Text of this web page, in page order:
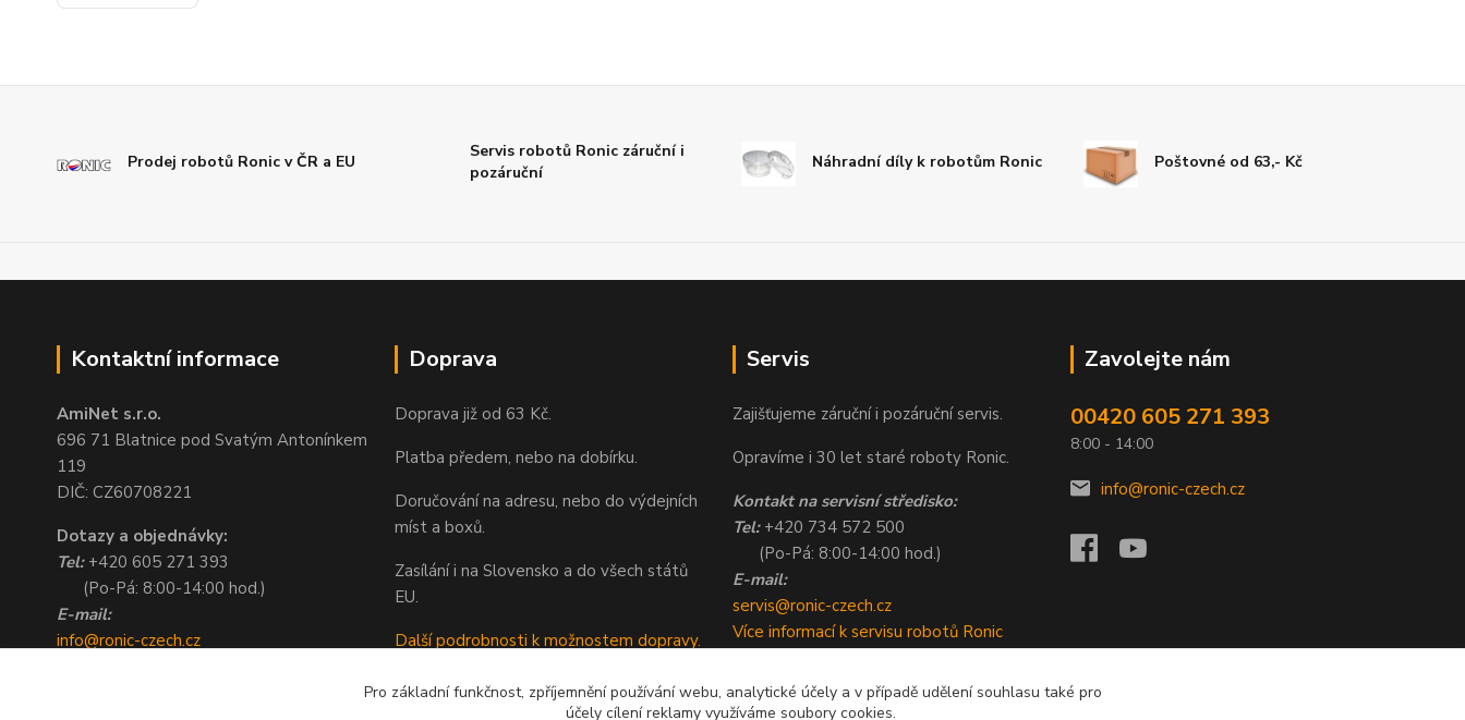
Prodej robotů Ronic v ČR a EU
Servis robotů Ronic záruční i
pozáruční
Náhradní díly k robotům Ronic Poštovné od 63,- Kč
Kontaktní informace
AmiNet s.r.o.
696 71 Blatnice pod Svatým Antonínkem
119
DIČ: CZ60708221
Dotazy a objednávky:
Tel:+420 605 271 393
(Po-Pá: 8:00-14:00 hod.)
E-mail:
info@ronic-czech.cz
Doprava
Doprava již od 63 Kč.
Platba předem, nebo na dobírku.
Doručování na adresu, nebo do výdejních
míst a boxů.
Zasílání i na Slovensko a do všech států
EU.
Další podrobnosti k možnostem dopravy.
Servis
Zajišťujeme záruční i pozáruční servis.
Opravíme i 30 let staré roboty Ronic.
Kontakt na servisní středisko:
Tel:+420 734 572 500
(Po-Pá: 8:00-14:00 hod.)
E-mail:
servis@ronic-czech.cz
Více informací k servisu robotů Ronic
Zavolejte nám
00420 605 271 393
8:00 - 14:00
info@ronic-czech.cz
Pro základní funkčnost, zpříjemnění používání webu, analytické účely a v případě udělení souhlasu také pro
účely cílení reklamy využíváme soubory cookies.